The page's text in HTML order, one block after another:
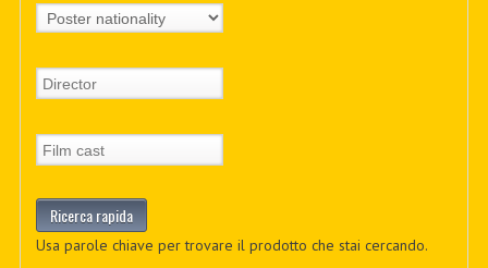
Usa parole chiave per trovare il prodotto che stai cercando.